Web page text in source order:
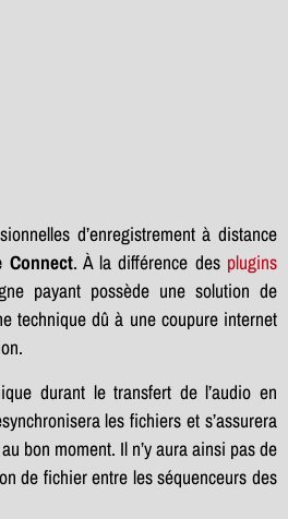
d’enregistrement à distance
Connect. À la différence des plugins
payant possède une solution de
technique dû à une coupure internet
durant le transfert de l’audio en
les fichiers et s’assurera
bon moment. Il n’y aura ainsi pas de
de fichier entre les séquenceurs des